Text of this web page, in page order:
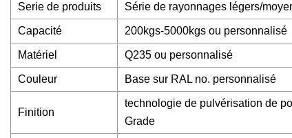
Serie de produits
Série de rayonnages légers/
Capacité 200kgs-5000kgs ou personnalisé
Matériel Q235 ou personnalisé
Couleur Base sur RAL no. personnalisé
Finition
technologie de pulvérisation de
Grade